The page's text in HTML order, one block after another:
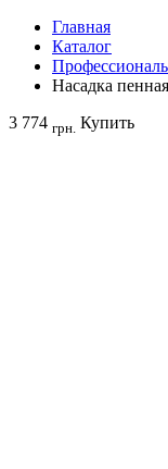
Главная
Каталог
Насадка
3 774 грн. Купить